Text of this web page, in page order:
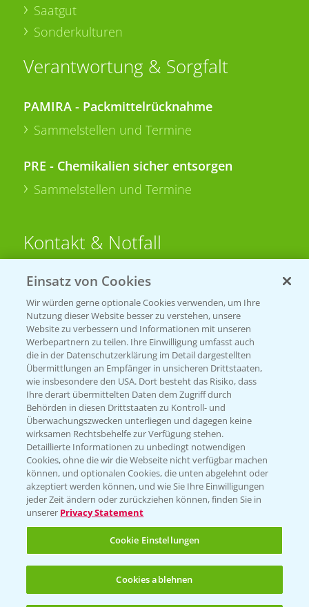
Saatgut
Sonderkulturen
Verantwortung & Sorgfalt
PAMIRA - Packmittelrücknahme
Sammelstellen und Termine
PRE - Chemikalien sicher entsorgen
Sammelstellen und Termine
Kontakt & Notfall
Beratung auf WhatsApp
T.+49 (0)174 346 564 1
KONTAKT
Hilfe in Notfällen
T.+49 (0)214/30-20220
Folgen Sie uns
Einsatz von Cookies
Wir würden gerne optionale Cookies verwenden, um Ihre
Nutzung dieser Website besser zu verstehen, unsere
Website zu verbessern und Informationen mit unseren
Werbepartnern zu teilen. Ihre Einwilligung umfasst auch
die in der Datenschutzerklärung im Detail dargestellten
Übermittlungen an Empfänger in unsicheren Drittstaaten,
wie insbesondere den USA. Dort besteht das Risiko, dass
Ihre derart übermittelten Daten dem Zugriff durch
Behörden in diesen Drittstaaten zu Kontroll- und
Überwachungszwecken unterliegen und dagegen keine
wirksamen Rechtsbehelfe zur Verfügung stehen.
Detaillierte Informationen zu unbedingt notwendigen
Cookies, ohne die wir die Webseite nicht verfügbar machen
können, und optionalen Cookies, die unten abgelehnt oder
akzeptiert werden können, und wie Sie Ihre Einwilligungen
jeder Zeit ändern oder zurückziehen können, finden Sie in
unserer Privacy Statement
Cookie Einstellungen
Cookies ablehnen